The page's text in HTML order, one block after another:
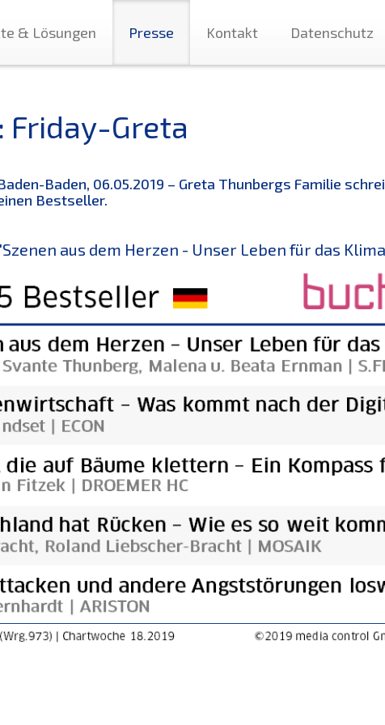
& Lösungen Presse Kontakt Datenschutz
Friday-Greta
Baden, 06.05.2019 – Greta Thunbergs Familie
Bestseller.
aus dem Herzen - Unser Leben für das